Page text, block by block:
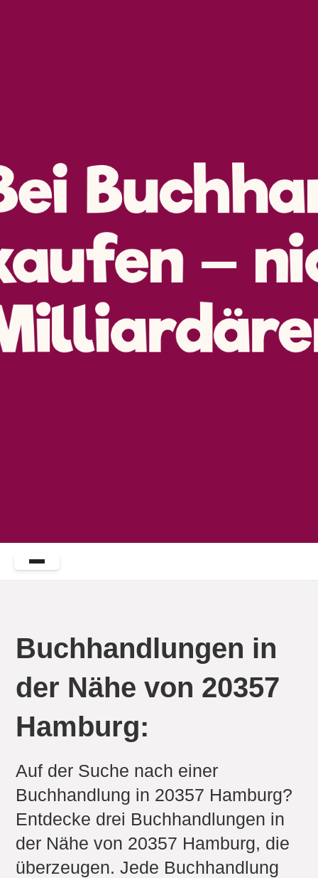
Buchhandlungen in
der Nähe von 20357
Hamburg:
Auf der Suche nach einer
Buchhandlung in 20357 Hamburg?
Entdecke drei Buchhandlungen in
der Nähe von 20357 Hamburg, die
überzeugen. Jede Buchhandlung